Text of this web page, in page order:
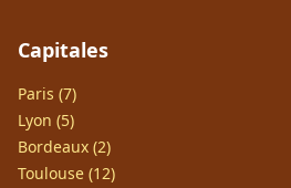
Capitales
Paris (7)
Lyon (5)
Bordeaux (2)
Toulouse (12)